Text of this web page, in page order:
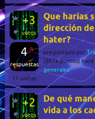
+3
votos
4
respuestas
11 visitas
Que harías
dirección
hater?
preguntado por
(367kpuntos) hace
generales
+2
votos
De qué
vida a los